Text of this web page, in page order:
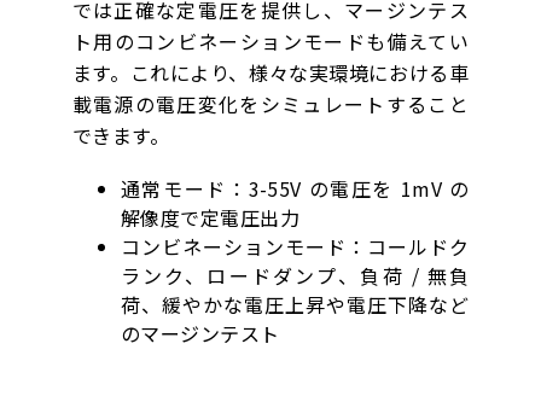
では正確な定電圧を提供し、マージンテス
ト用のコンビネーションモードも備えてい
ます。これにより、様々な実環境における車
載電源の電圧変化をシミュレートすること
できます。
通常モード：3-55V の電圧を 1mV の
解像度で定電圧出力
コンビネーションモード：コールドク
ランク、ロードダンプ、負荷 / 無負
荷、緩やかな電圧上昇や電圧下降など
のマージンテスト